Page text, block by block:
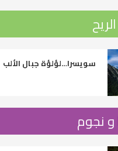
سويسرا…لؤلؤة جبال الألب
و نجوم